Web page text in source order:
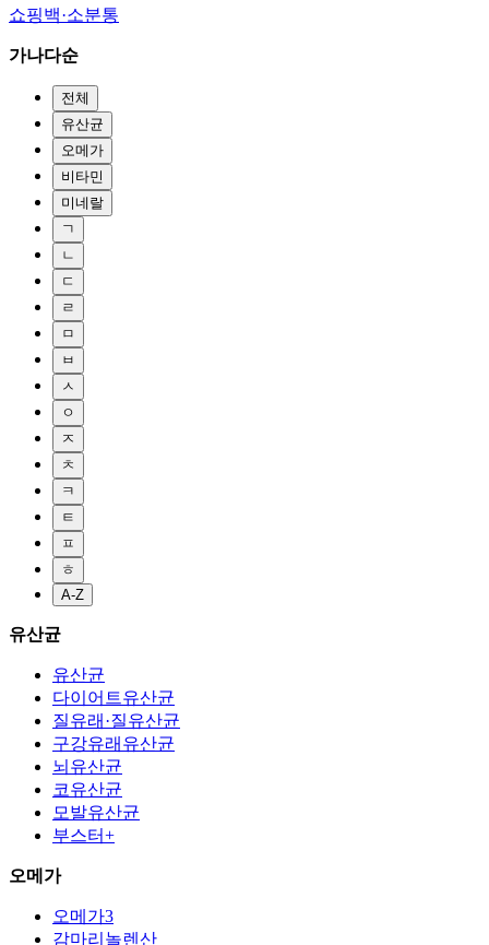
쇼핑백·소분통
가나다순
전체
유산균
오메가
비타민
미네랄
ㄱ
ㄴ
ㄷ
ㄹ
ㅁ
ㅂ
ㅅ
ㅇ
ㅈ
ㅊ
ㅋ
ㅌ
ㅍ
ㅎ
A-Z
유산균
유산균
다이어트유산균
질유래·질유산균
구강유래유산균
뇌유산균
코유산균
모발유산균
부스터+
오메가
오메가3
감마리놀렌산